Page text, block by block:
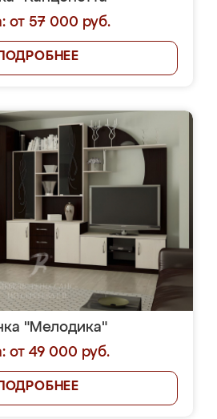
от 57 000 руб.
ПОДРОБНЕЕ
"Мелодика"
от 49 000 руб.
ПОДРОБНЕЕ